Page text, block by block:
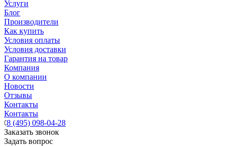
Услуги
Блог
Производители
Как купить
Условия оплаты
Условия доставки
Гарантия на товар
Компания
О компании
Новости
Отзывы
Контакты
Контакты
8 (495) 098-04-28
Заказать звонок
Задать вопрос